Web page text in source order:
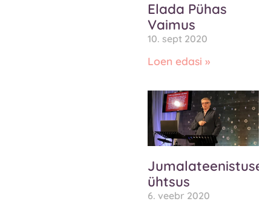
Elada Pühas
Vaimus
10. sept 2020
Loen edasi »
Jumalateenistuse
ühtsus
6. veebr 2020